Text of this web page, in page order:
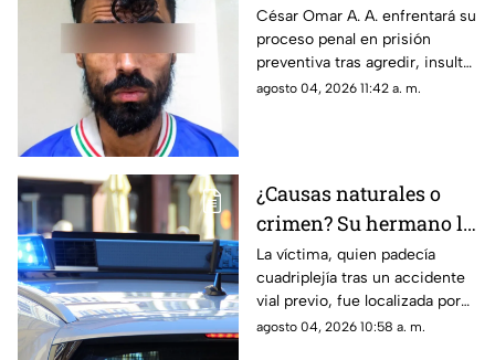
Chihuahua; la amenazó
por no despertarlo para
ir a trabajar
César Omar A. A. enfrentará su
proceso penal en prisión
preventiva tras agredir, insultar
y amenazar de muerte a su
agosto 04, 2026 11:42 a. m.
¿Causas naturales o
crimen? Su hermano la
encuentra MUERTA,
pero la postura de su
cuerpo desata
sospechas
La víctima, quien padecía
cuadriplejía tras un accidente
vial previo, fue localizada por
su hermano; las autoridades
agosto 04, 2026 10:58 a. m.